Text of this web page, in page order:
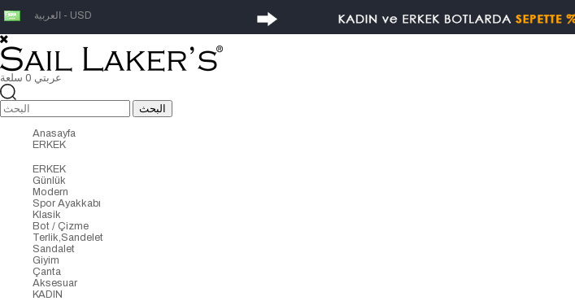
العربية - USD
عربتي 0 سلعة
Anasayfa
ERKEK
ERKEK
Günlük
Modern
Spor Ayakkabı
Klasik
Bot / Çizme
Terlik,Sandelet
Sandalet
Giyim
Çanta
Aksesuar
KADIN